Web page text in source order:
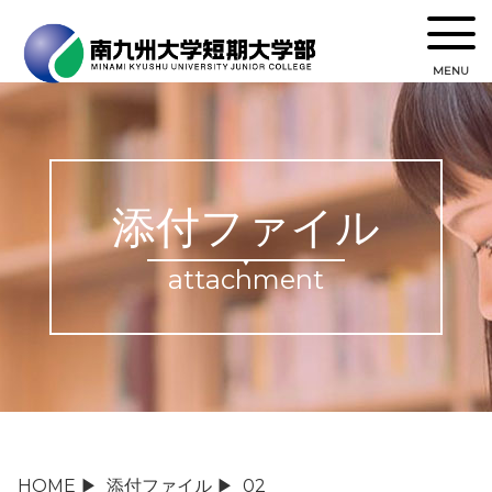
MENU
添付ファイル
attachment
HOME ▶ 添付ファイル ▶ 02